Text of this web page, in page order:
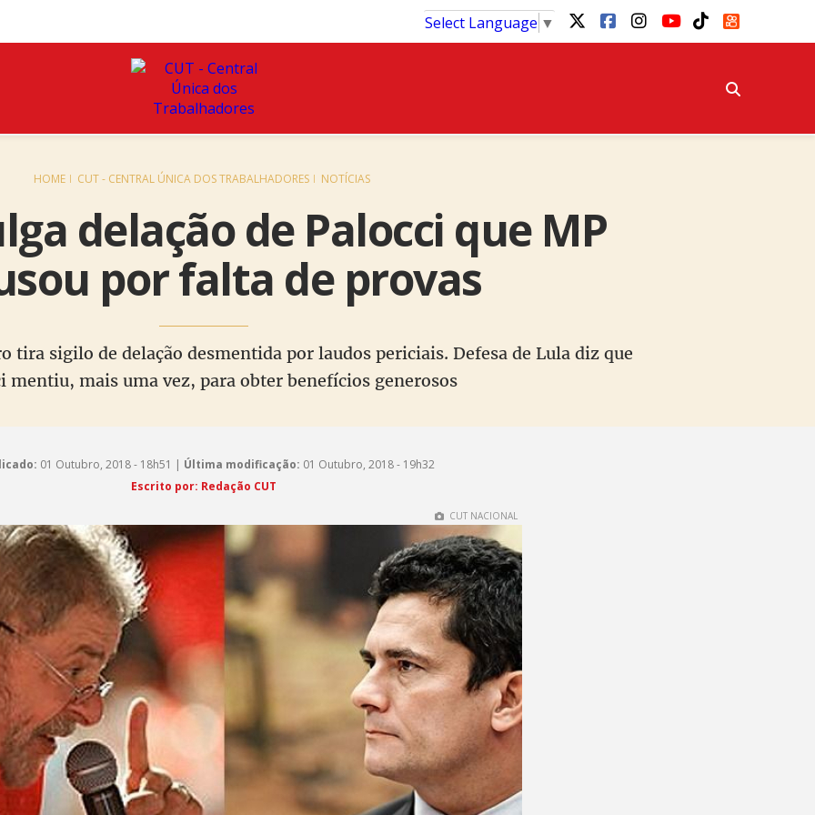
Select Language ▼
HOME CUT - CENTRAL ÚNICA DOS TRABALHADORES NOTÍCIAS
delação de Palocci que MP
por falta de provas
tira sigilo de delação desmentida por laudos periciais. Defesa de Lula diz que
mentiu, mais uma vez, para obter benefícios generosos
01 Outubro, 2018 - 18h51 | Última modificação: 01 Outubro, 2018 - 19h32
Escrito por: Redação CUT
CUT NACIONAL